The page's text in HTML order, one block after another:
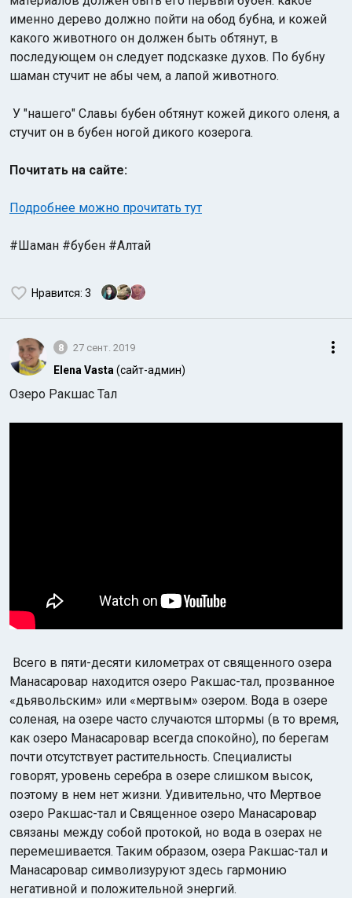
именно дерево должно пойти на обод бубна, и кожей
какого животного он должен быть обтянут, в
последующем он следует подсказке духов. По бубну
шаман стучит не абы чем, а лапой животного.
У "нашего" Славы бубен обтянут кожей дикого оленя, а
стучит он в бубен ногой дикого козерога.
Почитать на сайте:
Подробнее можно прочитать тут
#Шаман #бубен #Алтай
Нравится: 3
8 27 сент. 2019
Elena Vasta (сайт-админ)
Озеро Ракшас Тал
Всего в пяти-десяти километрах от священного озера
Манасаровар находится озеро Ракшас-тал, прозванное
«дьявольским» или «мертвым» озером. Вода в озере
соленая, на озере часто случаются штормы (в то время,
как озеро Манасаровар всегда спокойно), по берегам
почти отсутствует растительность. Специалисты
говорят, уровень серебра в озере слишком высок,
поэтому в нем нет жизни. Удивительно, что Мертвое
озеро Ракшас-тал и Священное озеро Манасаровар
связаны между собой протокой, но вода в озерах не
перемешивается. Таким образом, озера Ракшас-тал и
Манасаровар символизуруют здесь гармонию
негативной и положительной энергий.